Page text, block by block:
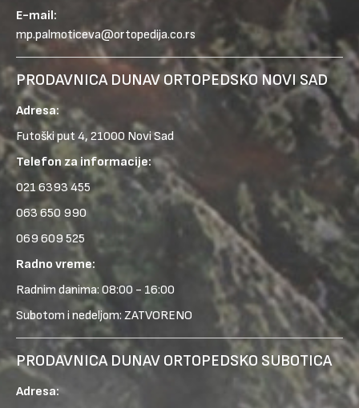
E-mail:
mp.palmoticeva@ortopedija.co.rs
PRODAVNICA DUNAV ORTOPEDSKO NOVI SAD
Adresa:
Futoški put 4, 21000 Novi Sad
Telefon za informacije:
021 6393 455
063 650 990
069 609 525
Radno vreme:
Radnim danima: 08:00 - 16:00
Subotom i nedeljom: ZATVORENO
PRODAVNICA DUNAV ORTOPEDSKO SUBOTICA
Adresa: